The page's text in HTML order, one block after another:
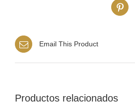
Email This Product
Productos relacionados